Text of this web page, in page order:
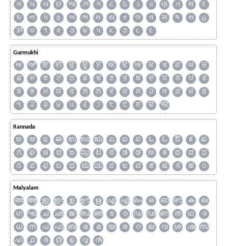
ગ
ઘ ચ છ જ ઝ ઞ ટ ઠ ડ ઢ ણ ત થ
દ
ધ
ન પ ફ બ ભ મ ય ર લ વ શ ષ સ
હ
ૐ
૦ ૧ ૨ ૩ ૪ ૫ ૬ ૭ ૮ ૯
Gurmukhi
ਅ ਆ ਇ ਈ ਉ ਊ ਏ ਐ ਓ ਔ ਕ ਖ ਗ ਘ
ਚ
ਛ
ਜ ਝ ਟ ਠ ਡ ਢ ਣ ਤ ਥ ਦ ਧ ਨ ਪ
ਫ
ਬ
ਭ ਮ ਯ ਰ ਲ ਲ਼ ਵ ਸ਼ ਸ ਹ ਖ਼ ਗ਼ ਜ਼
ਫ਼
੧
੨ ੩ ੪ ੫ ੬ ੭ ੮ ੯ ੲ ੳ ੴ
Kannada
ಅ ಆ ಇ ಈ ಉ ಊ ಋ ಎ ಏ ಐ ಒ ಓ ಔ ಕ
ಖ
ಗ
ಘ ಚ ಛ ಜ ಝ ಟ ಠ ಡ ಢ ಣ ತ ಥ ದ
ಧ
ನ
ಪ ಫ ಬ ಭ ಮ ಯ ರ ಲ ವ ಶ ಷ ಸ ಹ ೧
Malyalam
അ ആ ഇ ഈ ഉ ഊ ഋ എ ഏ ഐ ഒ ഓ ഔ ക
ഖ
ഗ
ഘ ച ഛ ജ ഝ ഞ ട ഠ ഡ ഢ ണ ത ഥ
ദ
ധ
ന പ ഫ ബ ഭ മ യ ര റ ല വ ശ ഷ
സ
ഹ
൧ ൪ ൫ ൭ ൮ ൯